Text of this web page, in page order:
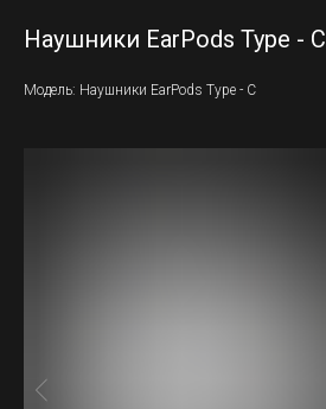
Наушники EarPods Type - C
Модель: Наушники EarPods Type - C